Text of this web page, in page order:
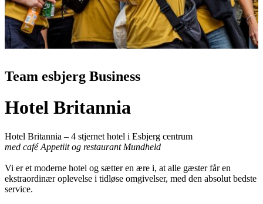
Team esbjerg Business
Hotel Britannia
Hotel Britannia – 4 stjernet hotel i Esbjerg centrum
med café Appetiit og restaurant Mundheld
Vi er et moderne hotel og sætter en ære i, at alle gæster får en
ekstraordinær oplevelse i tidløse omgivelser, med den absolut bedste
service.